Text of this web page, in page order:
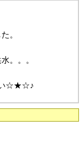
。
。。。
い☆★☆♪